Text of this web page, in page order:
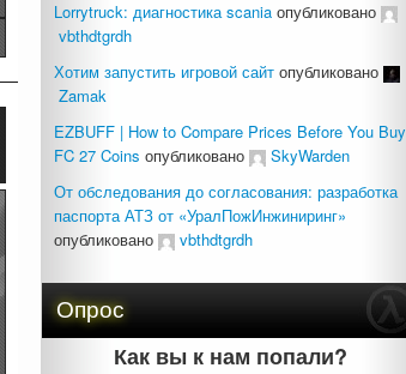
Lorrytruck: диагностика scania опубликовано
vbthdtgrdh
Хотим запустить игровой сайт опубликовано
Zamak
EZBUFF | How to Compare Prices Before You Buy
FC 27 Coins опубликовано
SkyWarden
От обследования до согласования: разработка
паспорта АТЗ от «УралПожИнжиниринг»
опубликовано
vbthdtgrdh
Опрос
Как вы к нам попали?